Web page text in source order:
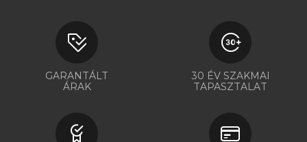
GARANTÁLT
ÁRAK
30 ÉV SZAKMAI
TAPASZTALAT